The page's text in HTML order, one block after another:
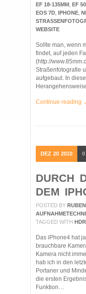
EF 18-135MM EF
EOS 7D IPHONE
WEBSITE
Sollte man, wenn
findet, auf jeden
(http://
Straßenfotografie
aufgebaut. In
Continue reading
DEZ 20 2010 0
DURCH
DEM
POSTED BY
TAGGED WITH HDR
Das iPhone4 hat
brauchbare
Kamera nicht
hab ich in den
Portaner und
die ersten
Funktion…